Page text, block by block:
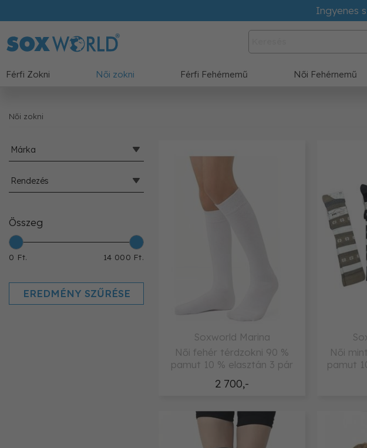
Ingyenes
Férfi Zokni Női zokni Férfi Fehérnemű Női Fehérnemű
Női zokni
2 700,-
Soxworld Marina
Női fehér térdzokni 90 %
pamut 10 % elasztán 3 pár
Női
pamut
Márka
Rendezés
Összeg
0 Ft. 14 000 Ft.
EREDMÉNY SZŰRÉSE